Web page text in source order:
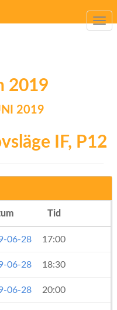
2019
2019
IF, P12
Tid
06-28 17:00
06-28 18:30
06-28 20:00